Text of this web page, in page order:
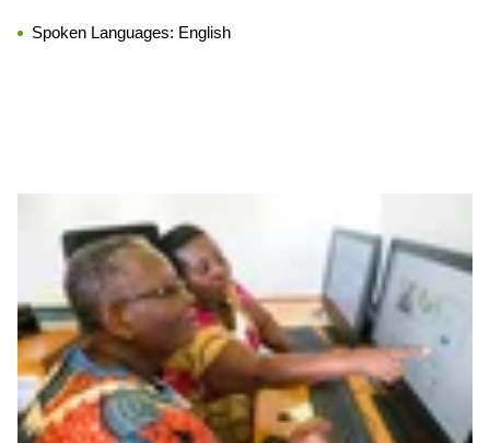
Spoken Languages: English